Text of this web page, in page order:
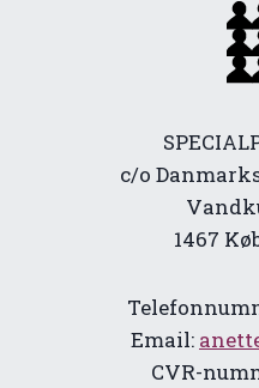
c/o
1467
Email:
CVR-